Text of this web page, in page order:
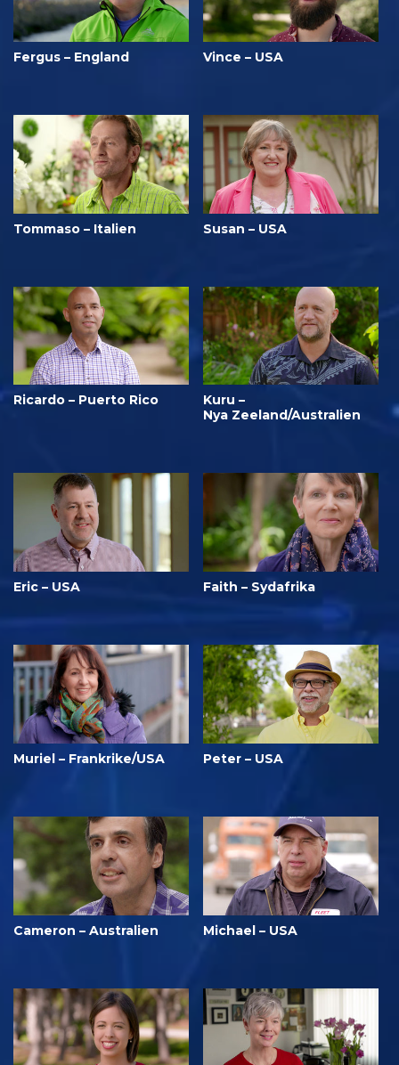
Fergus – England Vince – USA
Tommaso – Italien Susan – USA
Ricardo – Puerto Rico
Kuru –
Nya Zeeland/Australien
Eric – USA Faith – Sydafrika
Muriel – Frankrike/USA Peter – USA
Cameron – Australien Michael – USA